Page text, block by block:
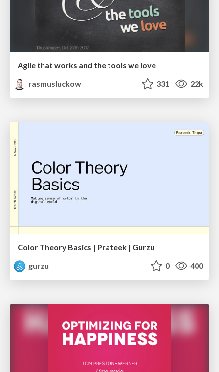
Agile that works and the tools we love
rasmusluckow
331 22k
Color Theory Basics | Prateek | Gurzu
gurzu
0 400